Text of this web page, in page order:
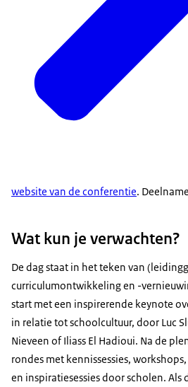
website van de conferentie.
Wat kun je verwachten?
De dag staat in het teken van
curriculumontwikkeling en -
start met een inspirerende keynote
in relatie tot schoolcultuur, door Luc
Nieveen of Iliass El Hadioui. Na de
rondes met kennissessies,
en inspiratiesessies door scholen. Als